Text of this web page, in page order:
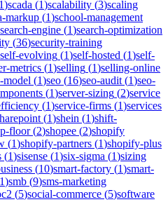
1)scada (1)scalability (3)scaling
markup (1)school-management
search-engine (1)search-optimization
(36)security-training
self-evolving (1)self-hosted (1)self-
metrics (1)selling (1)selling-online
model (1)seo (16)seo-audit (1)seo-
(1)server-sizing (2)service
(1)service-firms (1)services
(1)shein (1)shift-
floor(2)shopee (2)shopify
(1)shopify-partners (1)shopify-plus
(1)sisense (1)six-sigma (1)sizing
(10)smart-factory (1)smart-
1)smb (9)sms-marketing
(5)social-commerce (5)software